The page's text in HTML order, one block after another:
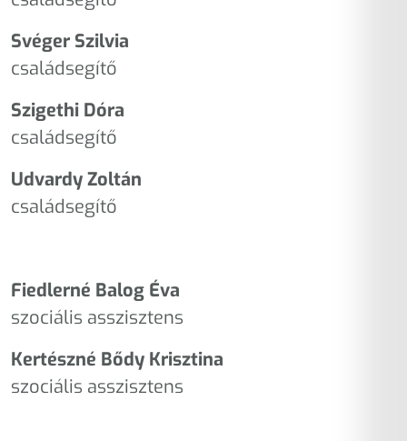
Svéger Szilvia
családsegítő
Szigethi Dóra
családsegítő
Udvardy Zoltán
családsegítő
Fiedlerné Balog Éva
szociális asszisztens
Kertészné Bődy Krisztina
szociális asszisztens